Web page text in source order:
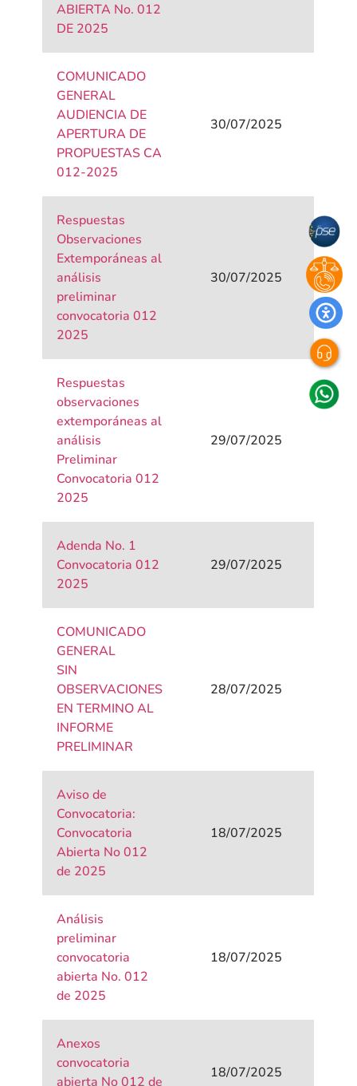
ABIERTA No. 012
DE 2025
COMUNICADO
GENERAL
AUDIENCIA DE
APERTURA DE
PROPUESTAS CA
012-2025
30/07/2025
Respuestas
Observaciones
Extemporáneas al
análisis
preliminar
convocatoria 012
2025
30/07/2025
Respuestas
observaciones
extemporáneas al
análisis
Preliminar
Convocatoria 012
2025
29/07/2025
Adenda No. 1
Convocatoria 012
2025
29/07/2025
COMUNICADO
GENERAL
SIN
OBSERVACIONES
EN TERMINO AL
INFORME
PRELIMINAR
28/07/2025
Aviso de
Convocatoria:
Convocatoria
Abierta No 012
de 2025
18/07/2025
Análisis
preliminar
convocatoria
abierta No. 012
de 2025
18/07/2025
Anexos
convocatoria
abierta No 012 de
18/07/2025